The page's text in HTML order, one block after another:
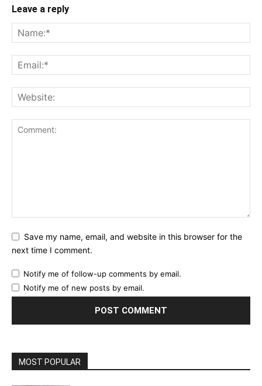
Leave a reply
Save my name, email, and website in this browser for the
next time I comment.
Notify me of follow-up comments by email.
Notify me of new posts by email.
MOST POPULAR